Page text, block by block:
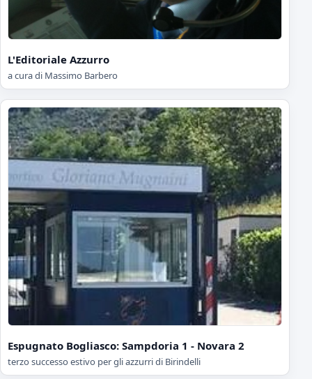
L'Editoriale Azzurro
a cura di Massimo Barbero
Espugnato Bogliasco: Sampdoria 1 - Novara 2
terzo successo estivo per gli azzurri di Birindelli